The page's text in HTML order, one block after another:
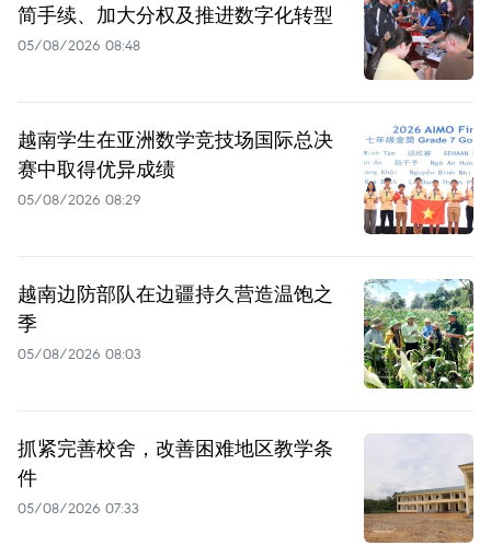
简手续、加大分权及推进数字化转型
05/08/2026 08:48
越南学生在亚洲数学竞技场国际总决
赛中取得优异成绩
05/08/2026 08:29
越南边防部队在边疆持久营造温饱之
季
05/08/2026 08:03
抓紧完善校舍，改善困难地区教学条
件
05/08/2026 07:33